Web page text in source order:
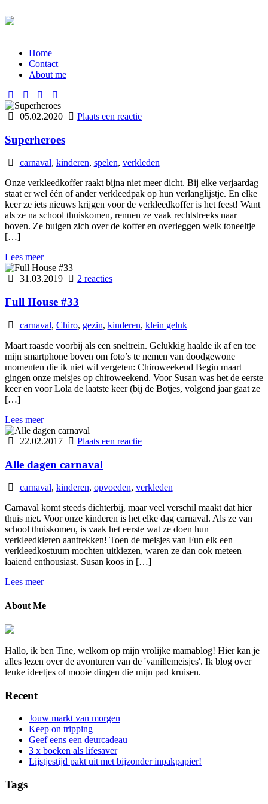
Home
Contact
About me
05.02.2020 Plaats een reactie
Superheroes
carnaval, kinderen, spelen, verkleden
Onze verkleedkoffer raakt bijna niet meer dicht. Bij elke verjaardag
staat er wel één of ander verkleedpak op hun verlanglijstje. En elke
keer ze iets nieuws krijgen voor de verkleedkoffer is het feest! Want
als ze na school thuiskomen, rennen ze vaak rechtstreeks naar
boven. Ze buigen zich over de koffer en overleggen welk toneeltje
[…]
Lees meer
31.03.2019 2 reacties
Full House #33
carnaval, Chiro, gezin, kinderen, klein geluk
Maart raasde voorbij als een sneltrein. Gelukkig haalde ik af en toe
mijn smartphone boven om foto’s te nemen van doodgewone
momenten die ik niet wil vergeten: Chiroweekend Begin maart
gingen onze meisjes op chiroweekend. Voor Susan was het de eerste
keer en voor Lola de laatste keer (bij de Botjes, volgend jaar gaat ze
[…]
Lees meer
22.02.2017 Plaats een reactie
Alle dagen carnaval
carnaval, kinderen, opvoeden, verkleden
Carnaval komt steeds dichterbij, maar veel verschil maakt dat hier
thuis niet. Voor onze kinderen is het elke dag carnaval. Als ze van
school thuiskomen, is vaak het eerste wat ze doen hun
verkleedkleren aantrekken! Toen de meisjes van Fun elk een
verkleedkostuum mochten uitkiezen, waren ze dan ook meteen
laaiend enthousiast. Susan koos in […]
Lees meer
About Me
Hallo, ik ben Tine, welkom op mijn vrolijke mamablog! Hier kan je
alles lezen over de avonturen van de 'vanillemeisjes'. Ik blog over
leuke ideetjes of mooie dingen die mijn pad kruisen.
Recent
Jouw markt van morgen
Keep on tripping
Geef eens een deurcadeau
3 x boeken als lifesaver
Lijstjestijd pakt uit met bijzonder inpakpapier!
Tags